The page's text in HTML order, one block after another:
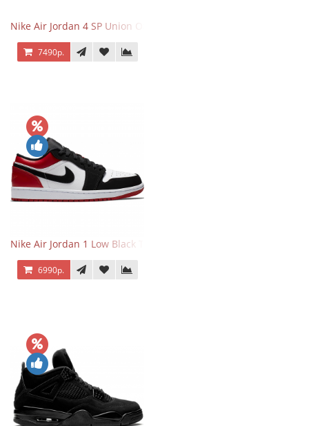
Nike Air Jordan 4 SP Union Off Noir
7490р.
Nike Air Jordan 1 Low Black Toe
6990р.